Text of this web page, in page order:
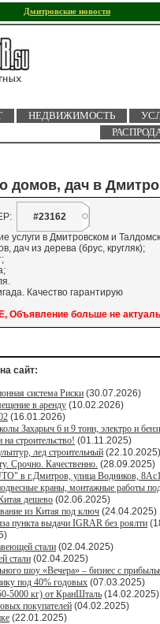
Дмитровские новости
НЕДВИЖИМОСТЬ
домов, дач в
#23162
услуги в Дмитровском и
дач из дерева (брус, кругляк);
Качество гарантирую
Объявление больше не
сайт:
система Риски (30.07.2026)
в аренду (10.02.2026)
(16.01.2026)
Захарыч 6 и 9 тонн, электро и
строительство! (01.11.2025)
лед строительный (22.10.2025)
Срочно. Качественно. (28.09.2025)
в г.Дмитров, улица Водников, 8Ас1
краны, монтажные работы
дешево (02.06.2025)
из Китая под ключ (24.04.2025)
пункта выдачи IGRAR без роялти
стали (02.04.2025)
стали (02.04.2025)
шоу «Вечера» – бизнес с
под 40% годовых (07.03.2025)
5000 кг) от КранШталь (14.02.2025)
покупателей (04.02.2025)
(22.01.2025)